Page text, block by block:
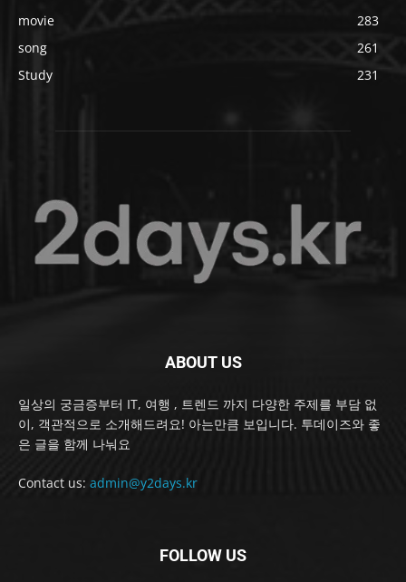
movie
283
song
261
Study
231
ABOUT US
일상의 궁금증부터 IT, 여행 , 트렌드 까지 다양한 주제를 부담 없
이, 객관적으로 소개해드려요! 아는만큼 보입니다. 투데이즈와 좋
은 글을 함께 나눠요
Contact us: admin@y2days.kr
FOLLOW US